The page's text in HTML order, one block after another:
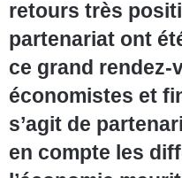
retours très
partenariat ont
ce grand rendez-
économistes et
s’agit de
en compte les